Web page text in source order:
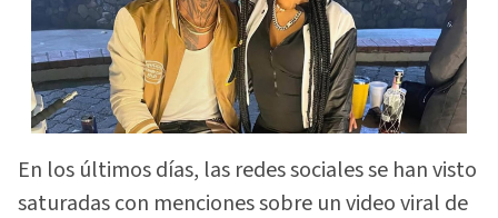
En los últimos días, las redes sociales se han visto
saturadas con menciones sobre un video viral de